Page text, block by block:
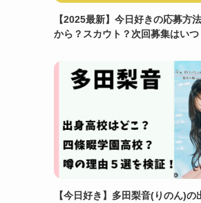
【2025最新】今日好きの応募方
から？スカウト？次回募集はいつ
【今日好き】多田梨音(りのん)の